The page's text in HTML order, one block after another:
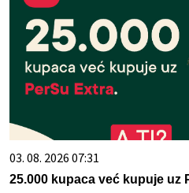
03. 08. 2026 07:31
25.000 kupaca već kupuje uz